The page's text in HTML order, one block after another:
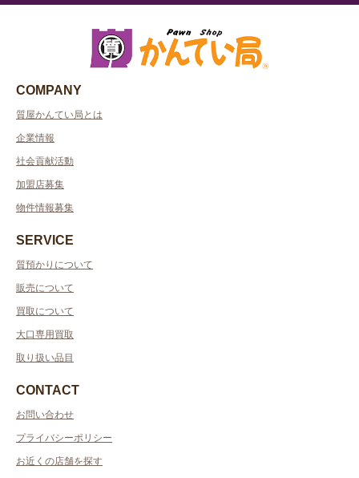
COMPANY
質屋かんてい局とは
企業情報
社会貢献活動
加盟店募集
物件情報募集
SERVICE
質預かりについて
販売について
買取について
大口専用買取
取り扱い品目
CONTACT
お問い合わせ
プライバシーポリシー
お近くの店舗を探す